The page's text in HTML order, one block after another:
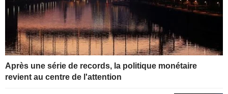
Après une série de records, la politique monétaire
revient au centre de l'attention